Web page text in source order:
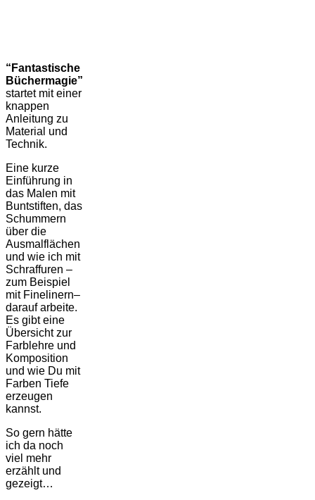
“Fantastische
Büchermagie”
startet mit einer
knappen
Anleitung zu
Material und
Technik.
Eine kurze
Einführung in
das Malen mit
Buntstiften, das
Schummern
über die
Ausmalflächen
und wie ich mit
Schraffuren –
zum Beispiel
mit Finelinern–
darauf arbeite.
Es gibt eine
Übersicht zur
Farblehre und
Komposition
und wie Du mit
Farben Tiefe
erzeugen
kannst.
So gern hätte
ich da noch
viel mehr
erzählt und
gezeigt…